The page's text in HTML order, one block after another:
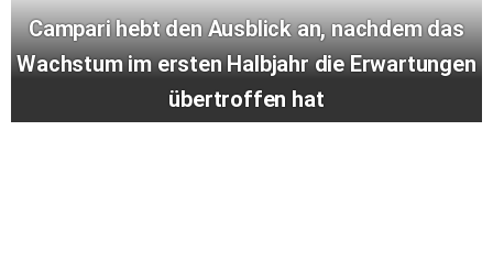
Campari hebt den Ausblick an, nachdem das
Wachstum im ersten Halbjahr die Erwartungen
übertroffen hat